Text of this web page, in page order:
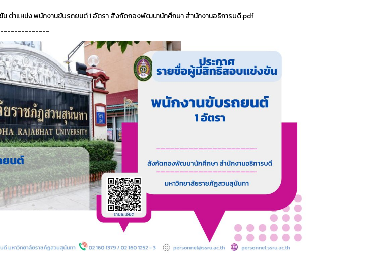
ตำแหน่ง พนักงานขับรถยนต์ 1 อัตรา สังกัดกองพัฒนานักศึกษา สำนักงานอธิการบดี.pdf